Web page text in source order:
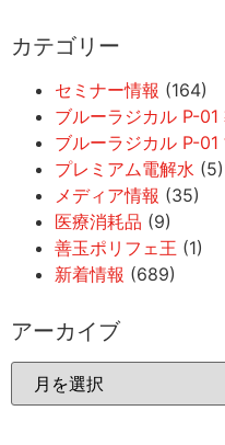
カテゴリー
セミナー情報 (164)
ブルーラジカル P-
ブルーラジカル P-01
プレミアム電解水 (5)
メディア情報 (35)
医療消耗品 (9)
善玉ポリフェ王 (1)
新着情報 (689)
アーカイブ